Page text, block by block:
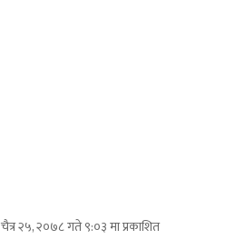
चैत्र २५, २०७८ गते ९:०३ मा प्रकाशित